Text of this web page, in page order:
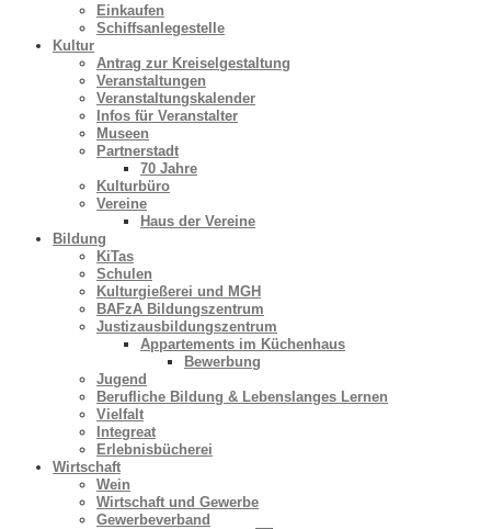
Einkaufen
Schiffsanlegestelle
Kultur
Antrag zur Kreiselgestaltung
Veranstaltungen
Veranstaltungskalender
Infos für Veranstalter
Museen
Partnerstadt
70 Jahre
Kulturbüro
Vereine
Haus der Vereine
Bildung
KiTas
Schulen
Kulturgießerei und MGH
BAFzA Bildungszentrum
Justizausbildungszentrum
Appartements im Küchenhaus
Bewerbung
Jugend
Berufliche Bildung & Lebenslanges Lernen
Vielfalt
Integreat
Erlebnisbücherei
Wirtschaft
Wein
Wirtschaft und Gewerbe
Gewerbeverband